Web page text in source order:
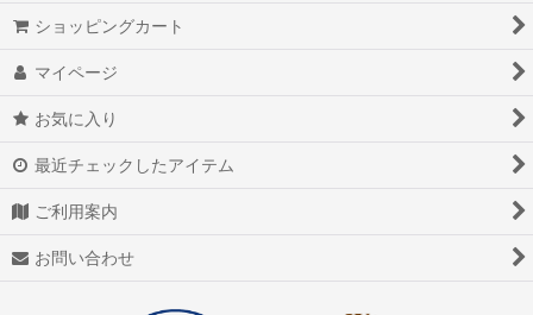
ショッピングカート
マイページ
お気に入り
最近チェックしたアイテム
ご利用案内
お問い合わせ